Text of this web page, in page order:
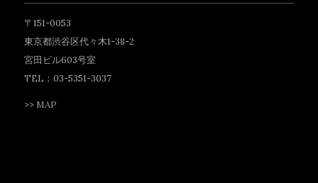
〒151-0053
東京都渋谷区代々木1-38-2
宮田ビル603号室
TEL：03-5351-3037
>> MAP